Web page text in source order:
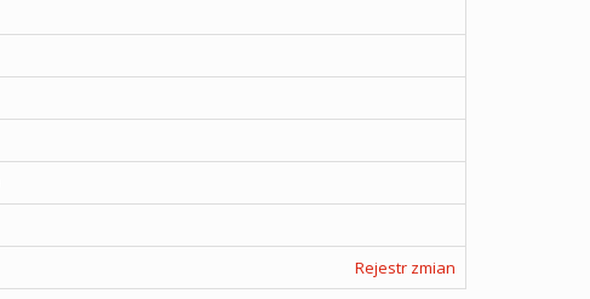
Rejestr zmian